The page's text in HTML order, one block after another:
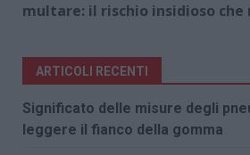
multare: il rischio insidioso che
ARTICOLI RECENTI
Significato delle misure degli
leggere il fianco della gomma